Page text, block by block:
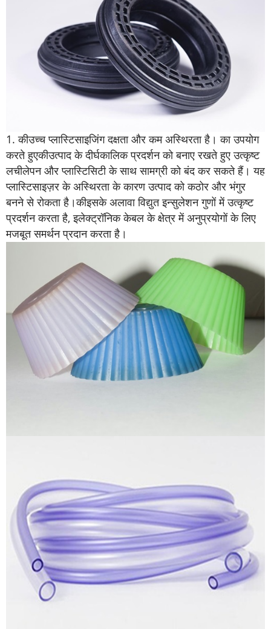
1.कीउच्च प्लास्टिसाइजिंग दक्षता और कम अस्थिरता है। का उपयोग
करते हुएकीउत्पाद के दीर्घकालिक प्रदर्शन को बनाए रखते हुए उत्कृष्ट
लचीलेपन और प्लास्टिसिटी के साथ सामग्री को बंद कर सकते हैं। यह
प्लास्टिसाइज़र के अस्थिरता के कारण उत्पाद को कठोर और भंगुर
बनने से रोकता है।कीइसके अलावा विद्युत इन्सुलेशन गुणों में उत्कृष्ट
प्रदर्शन करता है, इलेक्ट्रॉनिक केबल के क्षेत्र में अनुप्रयोगों के लिए
मजबूत समर्थन प्रदान करता है।